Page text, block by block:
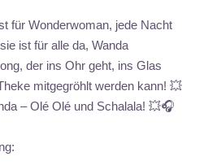
für Wonderwoman, jede Nacht
ist für alle da, Wanda
der ins Ohr geht, ins Glas
mitgegröhlt werden kann! 💥
– Olé Olé und Schalala! 💥🎧